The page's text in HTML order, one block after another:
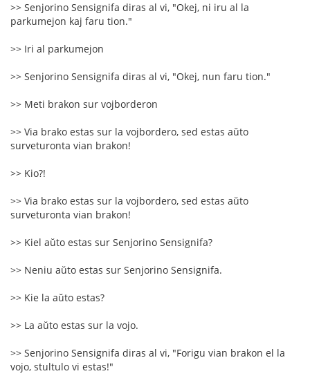
>> Senjorino Sensignifa diras al vi, "Okej, ni iru al la
parkumejon kaj faru tion."
>> Iri al parkumejon
>> Senjorino Sensignifa diras al vi, "Okej, nun faru tion."
>> Meti brakon sur vojborderon
>> Via brako estas sur la vojbordero, sed estas aŭto
surveturonta vian brakon!
>> Kio?!
>> Via brako estas sur la vojbordero, sed estas aŭto
surveturonta vian brakon!
>> Kiel aŭto estas sur Senjorino Sensignifa?
>> Neniu aŭto estas sur Senjorino Sensignifa.
>> Kie la aŭto estas?
>> La aŭto estas sur la vojo.
>> Senjorino Sensignifa diras al vi, "Forigu vian brakon el la
vojo, stultulo vi estas!"